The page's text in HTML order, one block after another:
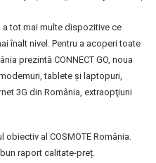
tot mai multe dispozitive ce
înalt nivel. Pentru a acoperi toate
prezintă CONNECT GO, noua
tablete şi laptopuri,
3G din România, extraopţiuni
al COSMOTE România.
raport calitate-preț.